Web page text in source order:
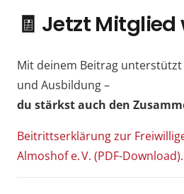
🧾 Jetzt Mitglied
Mit deinem Beitrag
und Ausbildung –
du stärkst auch den
Beitrittserklärung zur
Almoshof e. V. (PDF-Download).